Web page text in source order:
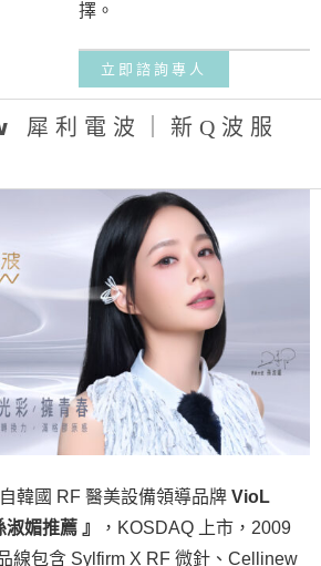
擇。
立即諮詢專人
利電波｜新Q波服
韓國 RF 醫美設備領導品牌 VioL
媚推薦 』
，KOSDAQ 上市，2009
線包含 Sylfirm X RF 微針、Cellinew